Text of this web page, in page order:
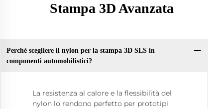
Stampa 3D Avanzata
Perché scegliere il nylon per la stampa 3D SLS in
componenti automobilistici?
La resistenza al calore e la flessibilità del
nylon lo rendono perfetto per prototipi